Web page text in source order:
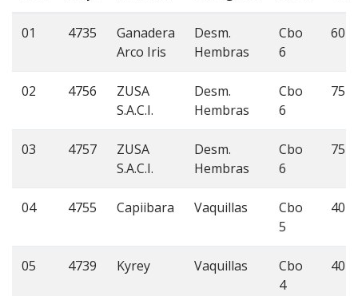
01 4735
Ganadera
Arco Iris
Desm.
Hembras
Cbo
6
60
02 4756
ZUSA
S.A.C.I.
Desm.
Hembras
Cbo
6
75
03 4757
ZUSA
S.A.C.I.
Desm.
Hembras
Cbo
6
75
04 4755 Capiibara Vaquillas
Cbo
5
40
05 4739 Kyrey Vaquillas
Cbo
4
40